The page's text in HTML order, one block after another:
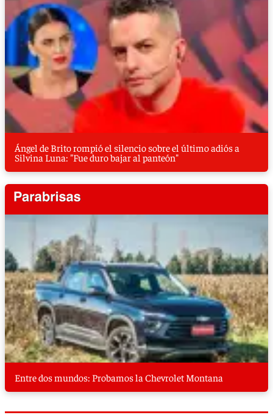
Ángel de Brito rompió el silencio sobre el último adiós a
Silvina Luna: "Fue duro bajar al panteón"
Entre dos mundos: Probamos la Chevrolet Montana